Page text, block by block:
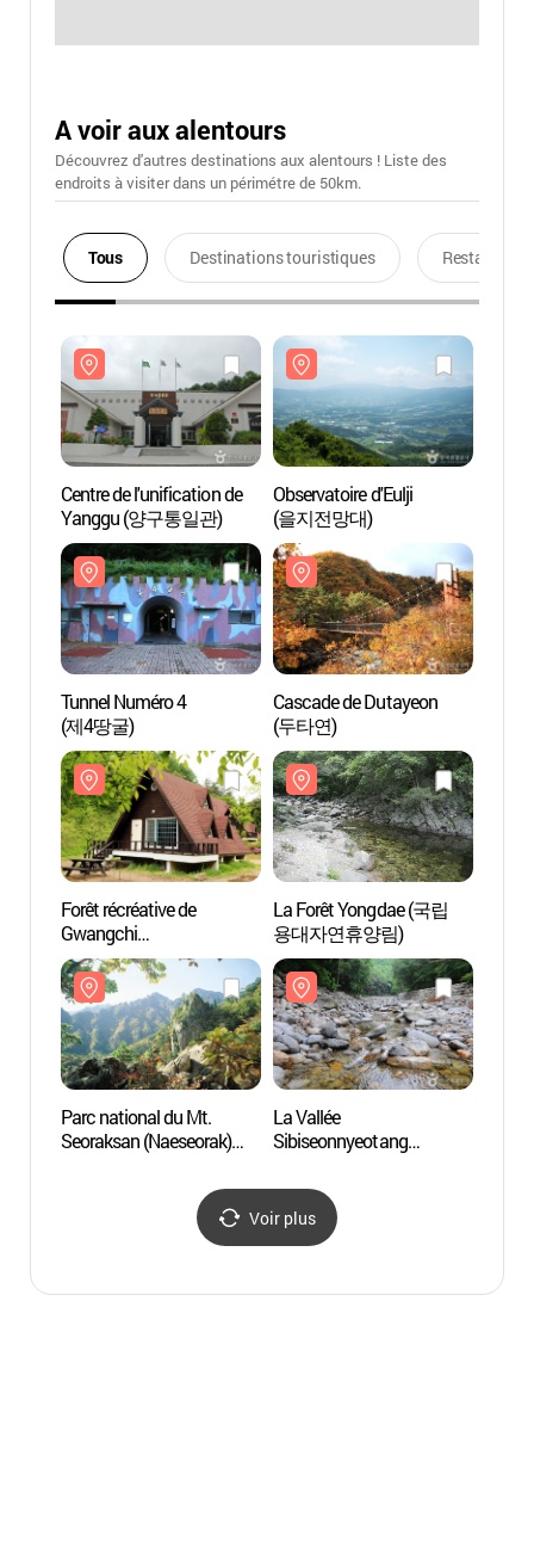
A voir aux alentours
Découvrez d'autres destinations aux alentours ! Liste des
endroits à visiter dans un périmétre de 50km.
Tous Destinations touristiques Restaurants
Centre de l'unification de
Yanggu (양구통일관)
Observatoire d'Eulji
(을지전망대)
Tunnel Numéro 4
(제4땅굴)
Cascade de Dutayeon
(두타연)
Forêt récréative de
Gwangchi
(광치자연휴양림)
La Forêt Yongdae (국립
용대자연휴양림)
Parc national du Mt.
Seoraksan (Naeseorak)
La Vallée
Sibiseonnyeotang
Voir plus